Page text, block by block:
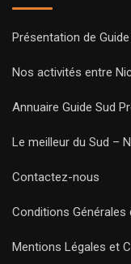
Présentation de
Nos activités entre
Annuaire Guide Sud
Le meilleur du Sud –
Contactez-nous
Conditions Générales
Mentions Légales et